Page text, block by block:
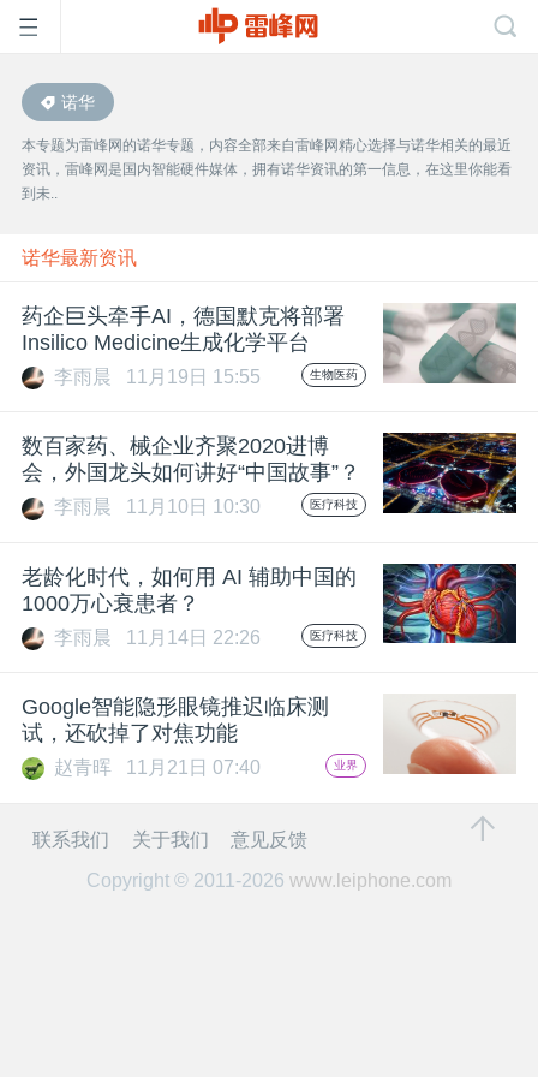
首
页
雷
峰
公
课
动
中
诺华
本专题为雷峰网的诺华专题，内容全部来自雷峰网精心选择与诺华相关的最近
资讯，雷峰网是国内智能硬件媒体，拥有诺华资讯的第一信息，在这里你能看
到未..
诺华最新资讯
药企巨头牵手AI，德国默克将部署
Insilico Medicine生成化学平台
李雨晨 11月19日 15:55 生物医药
数百家药、械企业齐聚2020进博
会，外国龙头如何讲好“中国故事”？
李雨晨 11月10日 10:30 医疗科技
老龄化时代，如何用 AI 辅助中国的
1000万心衰患者？
李雨晨 11月14日 22:26 医疗科技
Google智能隐形眼镜推迟临床测
试，还砍掉了对焦功能
赵青晖 11月21日 07:40 业界
联系我们 关于我们
意见反馈
Copyright © 2011-2026 www.leiphone.com